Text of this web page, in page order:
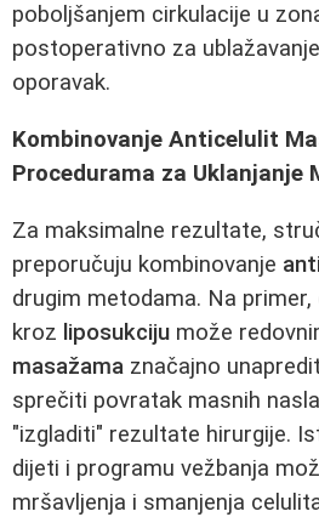
poboljšanjem cirkulacije u
postoperativno za
oporavak.
Kombinovanje Anticelulit
Procedurama za Uklanjanje
Za maksimalne rezultate,
preporučuju kombinovanje
drugim metodama. Na
kroz liposukciju može
masažama značajno
sprečiti povratak masnih
"izgladiti" rezultate hirurgije.
dijeti i programu vežbanja
mršavljenja i smanjenja